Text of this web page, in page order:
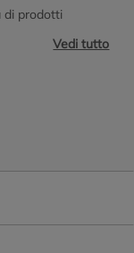
di prodotti
amici a
di qualità
3 possono
per supportare la
Senza coloranti
Vedi tutto